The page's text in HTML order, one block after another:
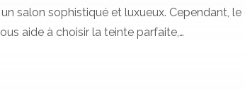
salon sophistiqué et luxueux.
aide à choisir la teinte parfaite,…